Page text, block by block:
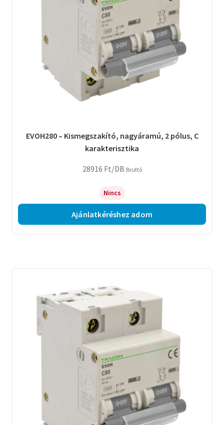
EVOH280 – Kismegszakító, nagyáramú, 2 pólus, C
karakterisztika
28916 Ft/DB Bruttó
Nincs
Ajánlatkéréshez adom